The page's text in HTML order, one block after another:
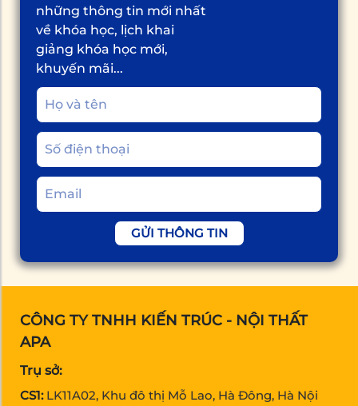
những thông tin mới nhất
về khóa học, lịch khai
giảng khóa học mới,
khuyến mãi...
GỬI THÔNG TIN
CÔNG TY TNHH KIẾN TRÚC - NỘI THẤT
APA
Trụ sở:
CS1: LK11A02, Khu đô thị Mỗ Lao, Hà Đông, Hà Nội